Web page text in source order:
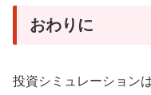
おわりに
投資シミュレーション